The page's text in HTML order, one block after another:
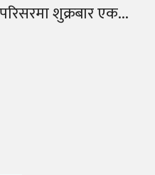
शुक्रबार एक...